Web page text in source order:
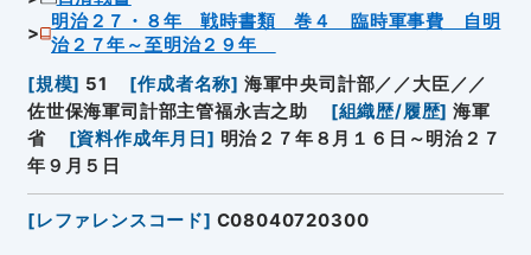
明治２７・８年 戦時書類 巻４ 臨時軍事費 自明
治２７年～至明治２９年
[規模] 51 [作成者名称] 海軍中央司計部／／大臣／／
佐世保海軍司計部主管福永吉之助
[組織歴/履歴] 海軍
省
[資料作成年月日 ] 明治２７年８月１６日～明治２７
年９月５日
[レファレンスコード] C08040720300